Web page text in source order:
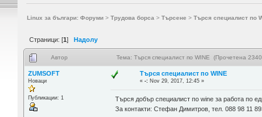
Linux за българи: Форуми> Трудова борса > Търсене > Търся специалист по
Страници: [1] Надолу
Автор Тема: Търся специалист по WINE (Прочетена
ZUMSOFT
Новаци
Публикации: 1
Търся специалист по WINE
«-: Nov 29, 2017, 12:45 »
Търся добър специалист по wine за работа по
За контакти: Стефан Димитров, тел. 088 98 11